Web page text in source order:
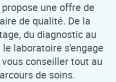
une offre de
de qualité. De la
du diagnostic au
laboratoire s'engage
conseiller tout au
de soins.